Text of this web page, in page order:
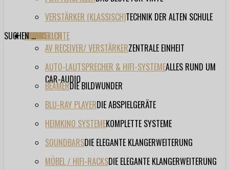
VERSTÄRKER (KLASSISCH)TECHNIK DER ALTEN SCHULE
TESTBERICHTE
AV RECEIVER/ VERSTÄRKERZENTRALE EINHEIT
AUTO-LAUTSPRECHER & HIFI-SYSTEMEALLES RUND UM
CAR-AUDIO
BEAMERDIE BILDWUNDER
BLU-RAY PLAYERDIE ABSPIELGERÄTE
HEIMKINO SYSTEMEKOMPLETTE SYSTEME
SOUNDBARSDIE ELEGANTE KLANGERWEITERUNG
MÖBEL / HIFI-RACKSDIE ELEGANTE KLANGERWEITERUNG
FORUM
FILME
VIDEOS
HERSTELLER
EVENT
SUCHEN ...